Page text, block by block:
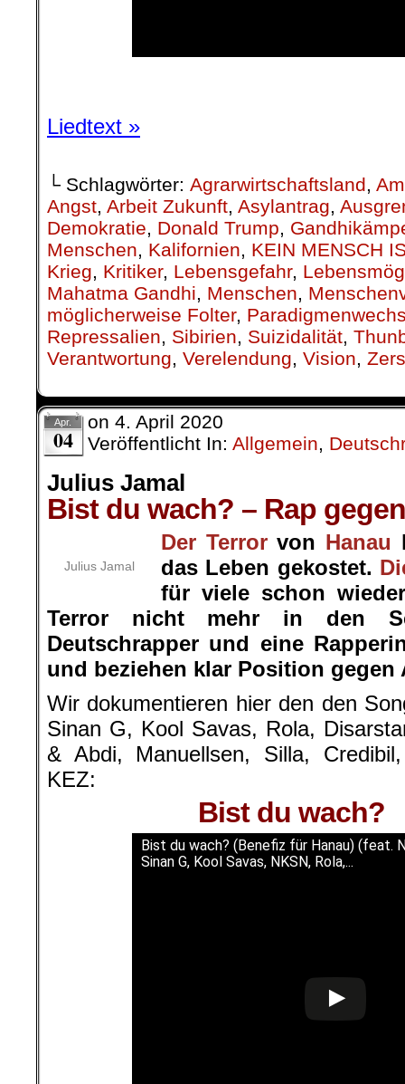
Liedtext »
└ Schlagwörter: Agrarwirtschaftsland,
Angst, Arbeit Zukunft, Asylantrag,
Demokratie, Donald Trump,
Menschen, Kalifornien, KEIN MENSCH
Krieg, Kritiker, Lebensgefahr,
Mahatma Gandhi, Menschen,
möglicherweise Folter,
Repressalien, Sibirien, Suizidalität,
Verantwortung, Verelendung, Vision,
Apr.
04
on 4. April 2020
Veröffentlicht In: Allgemein,
Julius Jamal
Bist du wach? – Rap
Julius Jamal
Der Terrorvon Hanau
das Leben gekostet.
für viele schon
Terror nicht mehr in den
Deutschrapper und eine
und beziehen klar Position gegen
Wir dokumentieren hier den den
Sinan G, Kool Savas, Rola,
& Abdi, Manuellsen, Silla,
KEZ:
Bist du wach?
Bist du wach? (Benefiz für Hanau) (feat.
Sinan G, Kool Savas, NKSN, Rola,...